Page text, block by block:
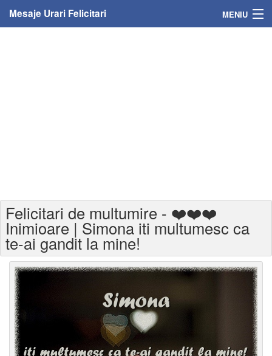
Mesaje Urari Felicitari MENIU
Felicitari varsta
Felicitari zilele anului
Felicitari zile saptamana
Felicitari muzicale
Felicitari muzicale personalizate
Felicitari de multumire - ❤️❤️❤️
Inimioare | Simona iti multumesc ca
te-ai gandit la mine!